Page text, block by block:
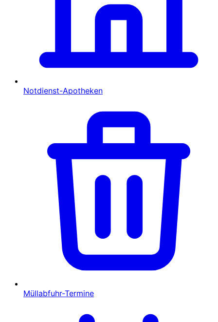
Notdienst-Apotheken
Müllabfuhr-Termine